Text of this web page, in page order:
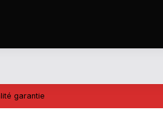
garantie